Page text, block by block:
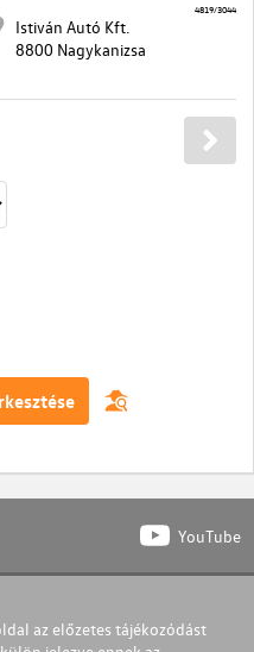
Istiván Autó Kft.
8800 Nagykanizsa
4819/3044
YouTube
az előzetes tájékozódást